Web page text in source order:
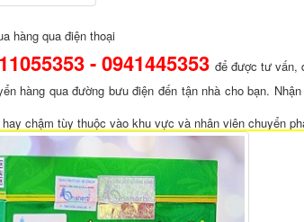
hàng qua điện thoại
-0941445353 để được tư vấn,
hàng qua đường bưu điện đến tận nhà cho bạn.
hay chậm tùy thuộc vào khu vực và nhân viên chuyển